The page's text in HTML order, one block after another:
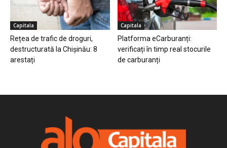
Capitala
Rețea de trafic de droguri,
destructurată la Chișinău: 8
arestați
Capitala
Platforma eCarburanți:
verificați în timp real stocurile
de carburanți